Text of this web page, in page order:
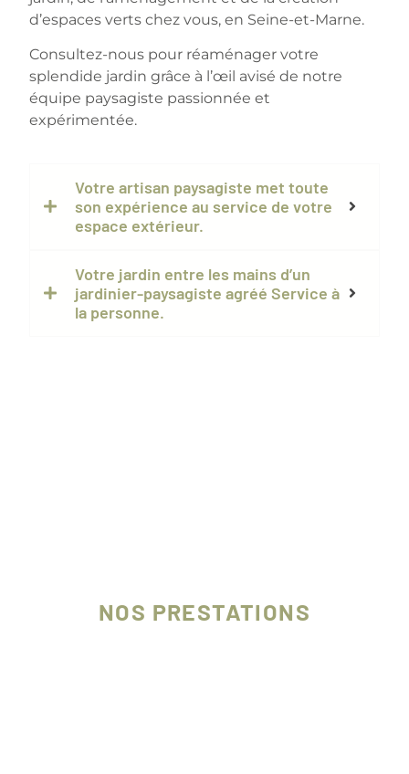
d’espaces verts chez vous, en Seine-et-Marne.
Consultez-nous pour réaménager votre
splendide jardin grâce à l’œil avisé de notre
équipe paysagiste passionnée et
expérimentée.
Votre artisan paysagiste met toute
son expérience au service de votre
espace extérieur.
Votre jardin entre les mains d’un
jardinier-paysagiste agréé Service à
la personne.
NOS PRESTATIONS